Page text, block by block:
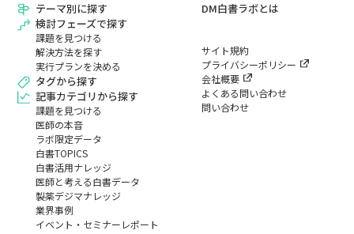
テーマ別に探す
検討フェーズで探す
課題を見つける
解決方法を探す
実行プランを決める
タグから探す
記事カテゴリから探す
課題を見つける
医師の本音
ラボ限定データ
白書TOPICS
白書活用ナレッジ
医師と考える白書データ
製薬デジマナレッジ
業界事例
イベント・セミナーレポート
DM白書ラボとは
サイト規約
プライバシーポリシー
会社概要
よくある問い合わせ
問い合わせ